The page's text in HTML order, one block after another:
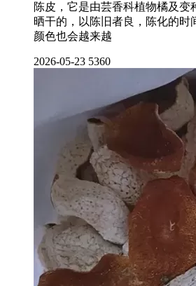
陈皮，它是由芸香科植物橘及变
晒干的，以陈旧者良，陈化的时
颜色也会越来越
2026-05-23 5360